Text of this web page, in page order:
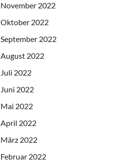
November 2022
Oktober 2022
September 2022
August 2022
Juli 2022
Juni 2022
Mai 2022
April 2022
März 2022
Februar 2022